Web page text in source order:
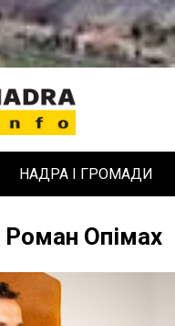
НАДРА І ГРОМАДИ
Роман Опімах